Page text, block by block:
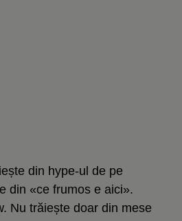
din hype-ul de pe
din «ce frumos e aici».
Nu trăiește doar din mese